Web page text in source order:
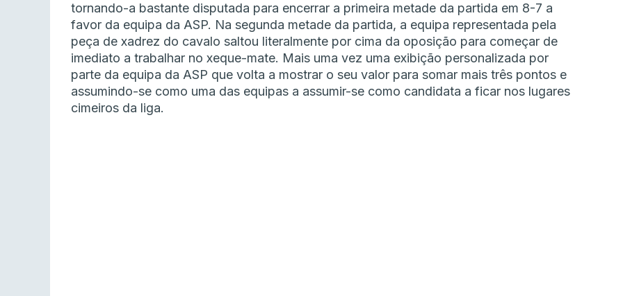
tornando-a bastante disputada para encerrar a primeira metade da partida em 8-7 a
favor da equipa da ASP. Na segunda metade da partida, a equipa representada pela
peça de xadrez do cavalo saltou literalmente por cima da oposição para começar de
imediato a trabalhar no xeque-mate. Mais uma vez uma exibição personalizada por
parte da equipa da ASP que volta a mostrar o seu valor para somar mais três pontos e
assumindo-se como uma das equipas a assumir-se como candidata a ficar nos lugares
cimeiros da liga.